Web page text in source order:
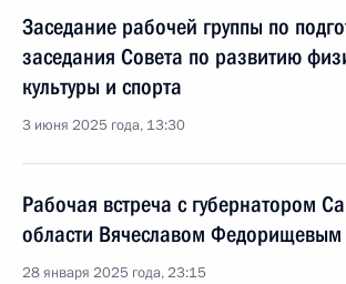
Заседание рабочей группы по
заседания Совета по развитию
культуры и спорта
3 июня 2025 года, 13:30
Рабочая встреча с губернатором
области Вячеславом Федорищевым
28 января 2025 года, 23:15